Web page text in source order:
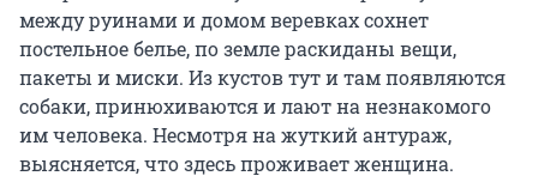
между руинами и домом веревках сохнет
постельное белье, по земле раскиданы вещи,
пакеты и миски. Из кустов тут и там появляются
собаки, принюхиваются и лают на незнакомого
им человека. Несмотря на жуткий антураж,
выясняется, что здесь проживает женщина.